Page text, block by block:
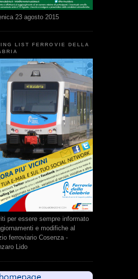
23 agosto 2015
LIST FERROVIE DELLA
per essere sempre informato
e modifiche al
ferroviario Cosenza -
Lido